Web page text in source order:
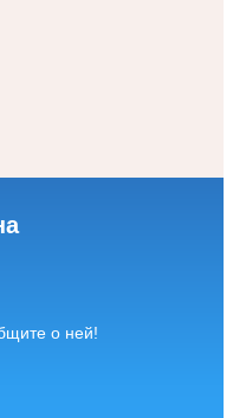
о ней!